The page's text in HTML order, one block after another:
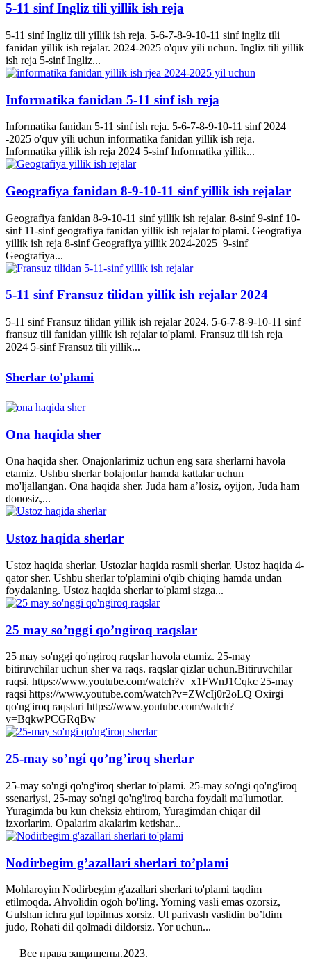
5-11 sinf Ingliz tili yillik ish reja
5-11 sinf Ingliz tili yillik ish reja. 5-6-7-8-9-10-11 sinf ingliz tili
fanidan yillik ish rejalar. 2024-2025 o'quv yili uchun. Ingliz tili yillik
ish reja 5-sinf Ingliz...
Informatika fanidan 5-11 sinf ish reja
Informatika fanidan 5-11 sinf ish reja. 5-6-7-8-9-10-11 sinf 2024
-2025 o'quv yili uchun informatika fanidan yillik ish reja.
Informatika yillik ish reja 2024 5-sinf Informatika yillik...
Geografiya fanidan 8-9-10-11 sinf yillik ish rejalar
Geografiya fanidan 8-9-10-11 sinf yillik ish rejalar. 8-sinf 9-sinf 10-
sinf 11-sinf geografiya fanidan yillik ish rejalar to'plami. Geografiya
yillik ish reja 8-sinf Geografiya yillik 2024-2025 9-sinf
Geografiya...
5-11 sinf Fransuz tilidan yillik ish rejalar 2024
5-11 sinf Fransuz tilidan yillik ish rejalar 2024. 5-6-7-8-9-10-11 sinf
fransuz tili fanidan yillik ish rejalar to'plami. Fransuz tili ish reja
2024 5-sinf Fransuz tili yillik...
Sherlar to'plami
Ona haqida sher
Ona haqida sher. Onajonlarimiz uchun eng sara sherlarni havola
etamiz. Ushbu sherlar bolajonlar hamda kattalar uchun
mo'ljallangan. Ona haqida sher. Juda ham a’losiz, oyijon, Juda ham
donosiz,...
Ustoz haqida sherlar
Ustoz haqida sherlar. Ustozlar haqida rasmli sherlar. Ustoz haqida 4-
qator sher. Ushbu sherlar to'plamini o'qib chiqing hamda undan
foydalaning. Ustoz haqida sherlar to'plami sizga...
25 may so’nggi qo’ngiroq raqslar
25 may so'nggi qo'ngiroq raqslar havola etamiz. 25-may
bitiruvchilar uchun sher va raqs. raqslar qizlar uchun.Bitiruvchilar
raqsi. https://www.youtube.com/watch?v=x1FWnJ1Cqkc 25-may
raqsi https://www.youtube.com/watch?v=ZWcIj0r2oLQ Oxirgi
qo'ng'iroq raqslari https://www.youtube.com/watch?
v=BqkwPCGRqBw
25-may so’ngi qo’ng’iroq sherlar
25-may so'ngi qo'ng'iroq sherlar to'plami. 25-may so'ngi qo'ng'iroq
ssenariysi, 25-may so'ngi qo'ng'iroq barcha foydali ma'lumotlar.
Yuragimda bu kun cheksiz ehtirom, Yuragimdan chiqar dil
izxorlarim. Opalarim akalarim ketishar...
Nodirbegim g’azallari sherlari to’plami
Mohlaroyim Nodirbegim g'azallari sherlari to'plami taqdim
etilmoqda. Ahvolidin ogoh bo'ling. Yorning vasli emas ozorsiz,
Gulshan ichra gul topilmas xorsiz. Ul parivash vaslidin bo’ldim
judo, Rohati dil qolmadi dildorsiz. Yor uchun...
Все права защищены.2023.